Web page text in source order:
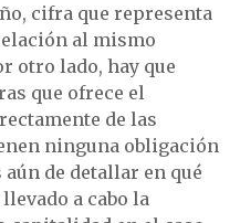
cifra que representa
al mismo
otro lado, hay que
que ofrece el
de las
ninguna obligación
de detallar en qué
a cabo la